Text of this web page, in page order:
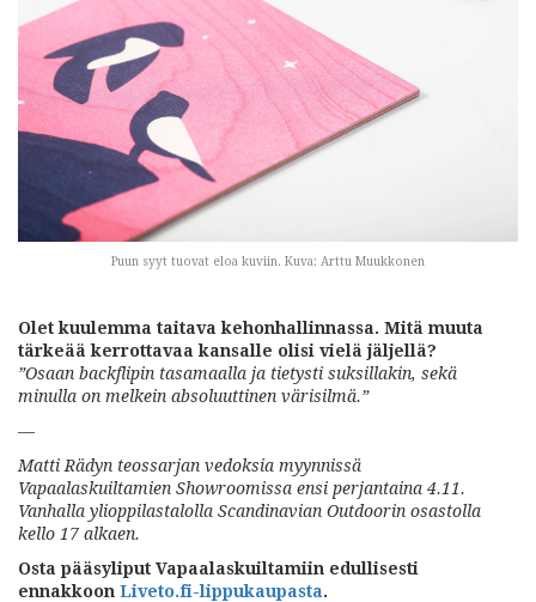
Puun syyt tuovat eloa kuviin. Kuva: Arttu Muukkonen
Olet kuulemma taitava kehonhallinnassa. Mitä muuta
tärkeää kerrottavaa kansalle olisi vielä jäljellä?
”Osaan backflipin tasamaalla ja tietysti suksillakin, sekä
minulla on melkein absoluuttinen värisilmä.”
—
Matti Rädyn teossarjan vedoksia myynnissä
Vapaalaskuiltamien Showroomissa ensi perjantaina 4.11.
Vanhalla ylioppilastalolla Scandinavian Outdoorin osastolla
kello 17 alkaen.
Osta pääsyliput Vapaalaskuiltamiin edullisesti
ennakkoon Liveto.fi-lippukaupasta.